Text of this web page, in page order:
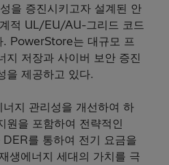
을 증진시키고자 설계된 안
적 UL/EU/AU-그리드 코드
. PowerStore는 대규모 프
지 저장과 사이버 보안 증진
을 제공하고 있다.
지 관리성을 개선하여 하
원을 포함하여 전략적인
를 통하여 전기 요금을
생에너지 세대의 가치를 극